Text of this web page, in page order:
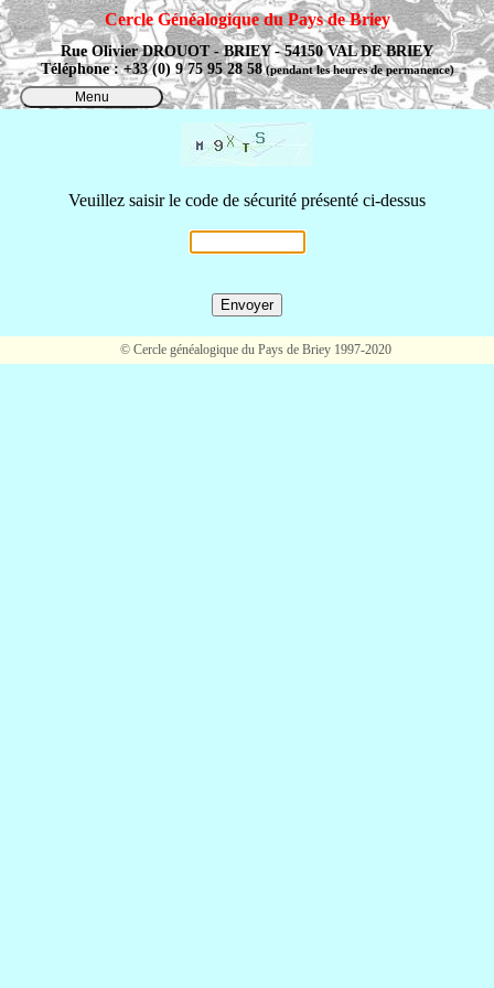
Cercle Généalogique du Pays de Briey
Rue Olivier DROUOT - BRIEY - 54150 VAL DE BRIEY
Téléphone : +33 (0) 9 75 95 28 58(pendant les heures de permanence)
Menu
Veuillez saisir le code de sécurité présenté ci-dessus
© Cercle généalogique du Pays de Briey 1997-2020